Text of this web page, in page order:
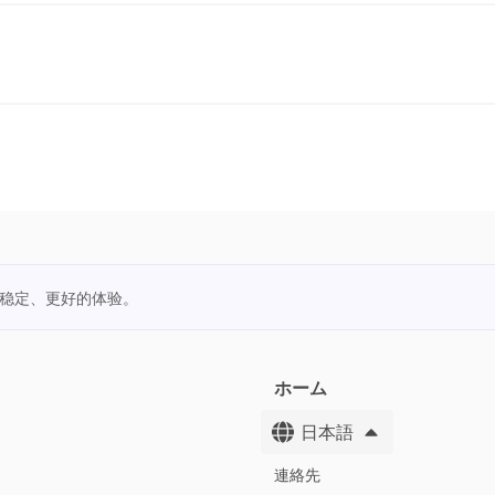
定、更好的体验。
ホーム
日本語
連絡先